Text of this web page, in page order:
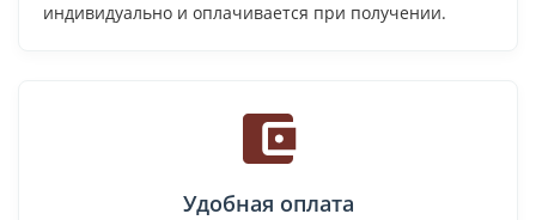
индивидуально и оплачивается при получении.
Удобная оплата